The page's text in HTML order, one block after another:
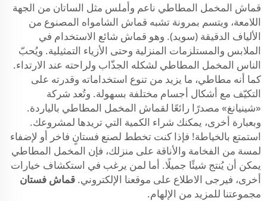
قماش المخمل المطاطي ناعم وأملس مثل الساتان من الجهة
اللامعة، ويتسم بمرونة تشبه قماش الشامواه المصنوع من
الألياف الدقيقة (سويد). وهو قماش شائع الاستخدام في
الملابس والمستلزمات المنزلية وحتى الأزياء التمثيلية. ويُحبّ
الناس المخمل المطاطي لشكله الجذّاب ولراحته عند الارتداء.
كما أنه مطاطي، ما يزيد من تنوع استخداماته وقدرته على
التكيّف مع أشكال أجسام مختلفة بسهولة. وتُعد شركة
«شينيانغ» مصدرًا رائعًا لقماش المخمل المطاطي بالياردة.
وبعبارة أخرى، يمكنك شراء الكمية التي تريدها لمشروعك.
استمتع بالخياطة! فإذا كنت تخطط لصنع فستانٍ فاخر أو لإضفاء
لمسة من الفخامة والأناقة على منزلك، فإن المخمل المطاطي
يمكن أن يُنتج شيئًا جميلًا. أما لمن يرغب في استكشاف خيارات
أخرى، فيرجى الاطلاع على موقعنا الإلكتروني. قماش فستان
مجموعتنا للمزيد من الإلهام.